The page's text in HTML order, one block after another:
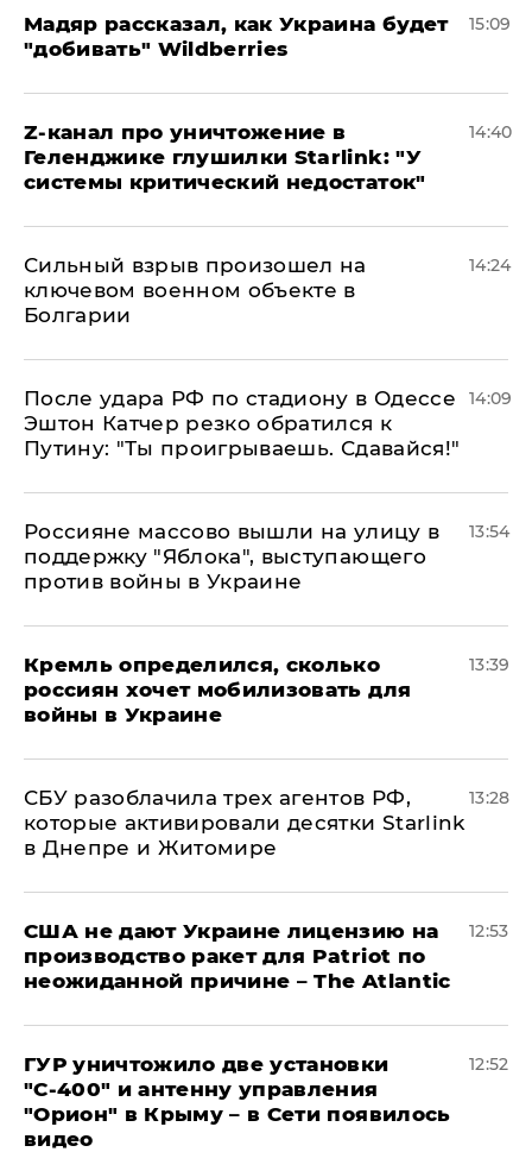
Мадяр рассказал, как Украина будет
"добивать" Wildberries
15:09
Z-канал про уничтожение в
Геленджике глушилки Starlink: "У
системы критический недостаток"
14:40
Сильный взрыв произошел на
ключевом военном объекте в
Болгарии
14:24
После удара РФ по стадиону в Одессе
Эштон Катчер резко обратился к
Путину: "Ты проигрываешь. Сдавайся!"
14:09
Россияне массово вышли на улицу в
поддержку "Яблока", выступающего
против войны в Украине
13:54
Кремль определился, сколько
россиян хочет мобилизовать для
войны в Украине
13:39
СБУ разоблачила трех агентов РФ,
которые активировали десятки Starlink
в Днепре и Житомире
13:28
США не дают Украине лицензию на
производство ракет для Patriot по
неожиданной причине – The Atlantic
12:53
ГУР уничтожило две установки
"С‑400" и антенну управления
"Орион" в Крыму – в Сети появилось
видео
12:52